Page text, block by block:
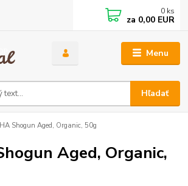
Menu
Hľadať
0 ks
za 0,00 EUR
Shogun Aged, Organic, 50g
Aged, Organic,